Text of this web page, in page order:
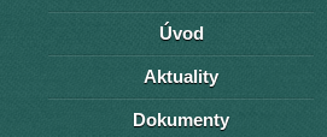
Úvod
Aktuality
Dokumenty